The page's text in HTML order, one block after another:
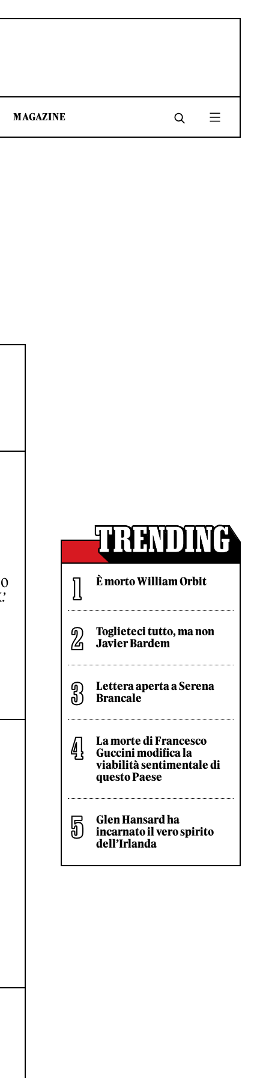
MAGAZINE
È morto William Orbit
Toglieteci tutto, ma non
Javier Bardem
Lettera aperta a Serena
Brancale
La morte di Francesco
Guccini modifica la
viabilità sentimentale di
questo Paese
Glen Hansard ha
incarnato il vero spirito
dell’Irlanda